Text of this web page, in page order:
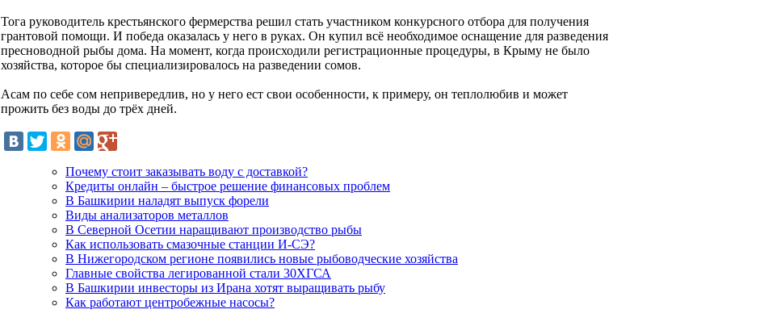
Тога руководитель крестьянского фермерства решил стать участником конкурсного отбора для получения
грантовой помощи. И победа оказалась у него в руках. Он купил всё необходимое оснащение для разведения
пресноводной рыбы дома. На момент, когда происходили регистрационные процедуры, в Крыму не было
хозяйства, которое бы специализировалось на разведении сомов.
Асам по себе сом непривередлив, но у него ест свои особенности, к примеру, он теплолюбив и может
прожить без воды до трёх дней.
Почему стоит заказывать воду с доставкой?
Кредиты онлайн – быстрое решение финансовых проблем
В Башкирии наладят выпуск форели
Виды анализаторов металлов
В Северной Осетии наращивают производство рыбы
Как использовать смазочные станции И-СЭ?
В Нижегородском регионе появились новые рыбоводческие хозяйства
Главные свойства легированной стали 30ХГСА
В Башкирии инвесторы из Ирана хотят выращивать рыбу
Как работают центробежные насосы?